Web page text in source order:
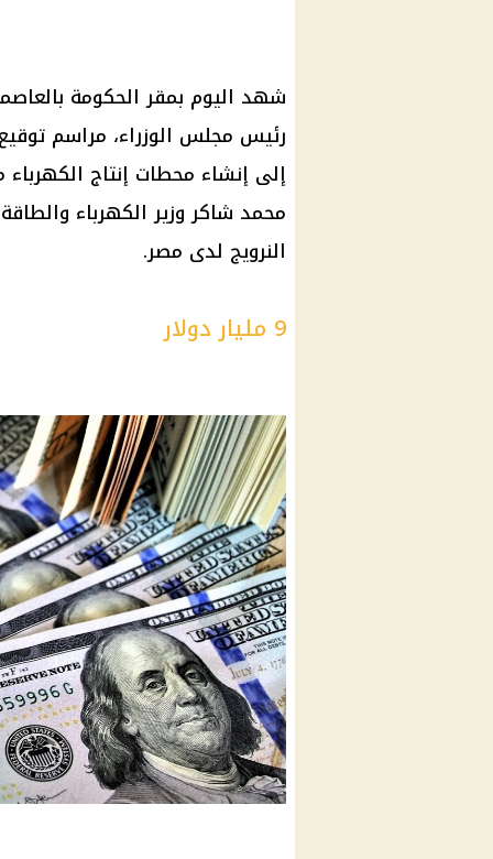
شهد اليوم بمقر الحكومة
رئيس مجلس الوزراء، مراسم
إلى إنشاء محطات إنتاج
محمد شاكر وزير الكهرباء
النرويج لدى مصر.
9 مليار دولار